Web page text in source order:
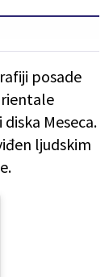
posade
Meseca.
ljudskim